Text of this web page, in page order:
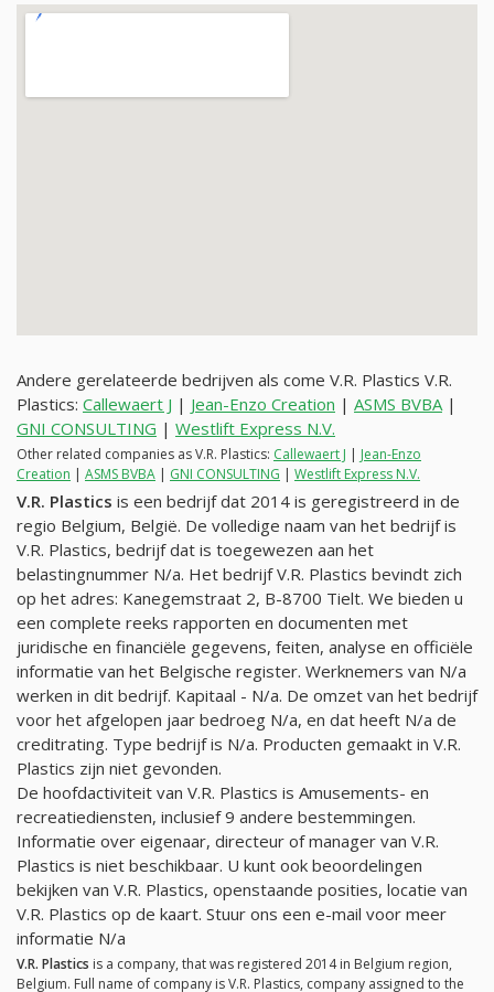
Andere gerelateerde bedrijven als come V.R. Plastics V.R.
Plastics: Callewaert J | Jean-Enzo Creation | ASMS BVBA|
GNI CONSULTING | Westlift Express N.V.
Other related companies as V.R. Plastics: Callewaert J | Jean-Enzo
Creation | ASMS BVBA | GNI CONSULTING | Westlift Express N.V.
V.R. Plastics is een bedrijf dat 2014 is geregistreerd in de
regio Belgium, België. De volledige naam van het bedrijf is
V.R. Plastics, bedrijf dat is toegewezen aan het
belastingnummer N/a. Het bedrijf V.R. Plastics bevindt zich
op het adres: Kanegemstraat 2, B-8700 Tielt. We bieden u
een complete reeks rapporten en documenten met
juridische en financiële gegevens, feiten, analyse en officiële
informatie van het Belgische register. Werknemers van N/a
werken in dit bedrijf. Kapitaal - N/a. De omzet van het bedrijf
voor het afgelopen jaar bedroeg N/a, en dat heeft N/a de
creditrating. Type bedrijf is N/a. Producten gemaakt in V.R.
Plastics zijn niet gevonden.
De hoofdactiviteit van V.R. Plastics is Amusements- en
recreatiediensten, inclusief 9 andere bestemmingen.
Informatie over eigenaar, directeur of manager van V.R.
Plastics is niet beschikbaar. U kunt ook beoordelingen
bekijken van V.R. Plastics, openstaande posities, locatie van
V.R. Plastics op de kaart. Stuur ons een e-mail voor meer
informatie N/a
V.R. Plastics is a company, that was registered 2014 in Belgium region,
Belgium. Full name of company is V.R. Plastics, company assigned to the